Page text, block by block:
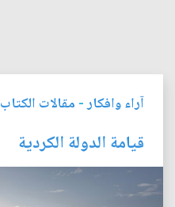
آراء وافكار- مقالات الكتاب
قيامة الدولة الكردية